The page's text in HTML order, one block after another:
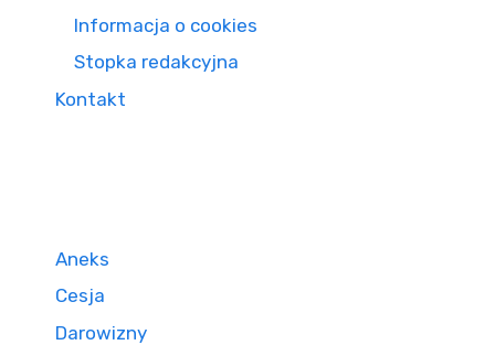
Informacja o cookies
Stopka redakcyjna
Kontakt
Aneks
Cesja
Darowizny